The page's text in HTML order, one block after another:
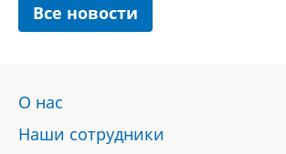
Все новости
О нас
Наши сотрудники